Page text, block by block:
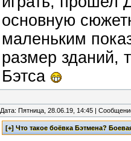
основную
маленьким
размер зданий,
Бэтса
Дата: Пятница, 28.06.19, 14:45 |